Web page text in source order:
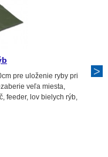
pre uloženie ryby pri
veľa miesta,
feeder, lov bielych rýb,